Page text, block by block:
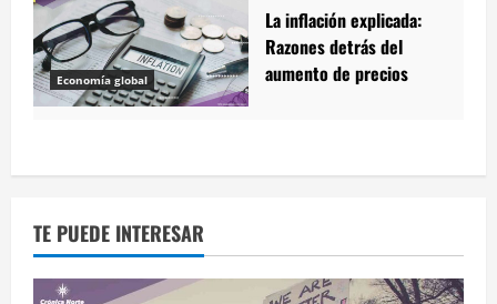
Economía global
La inflación explicada:
Razones detrás del
aumento de precios
TE PUEDE INTERESAR